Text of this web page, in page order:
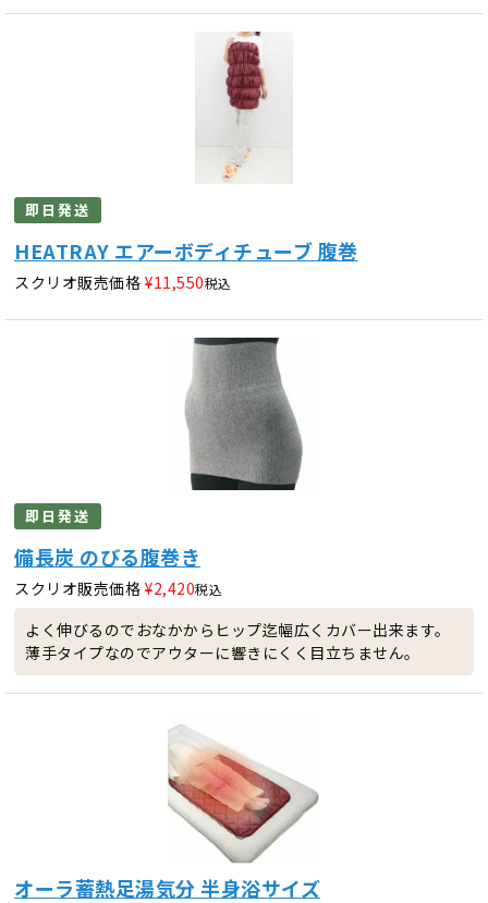
即日発送
HEATRAY エアーボディチューブ 腹巻
スクリオ販売価格 ¥11,550税込
即日発送
備長炭 のびる腹巻き
スクリオ販売価格 ¥2,420税込
よく伸びるのでおなかからヒップ迄幅広くカバー出来ます。
薄手タイプなのでアウターに響きにくく目立ちません。
オーラ蓄熱足湯気分 半身浴サイズ